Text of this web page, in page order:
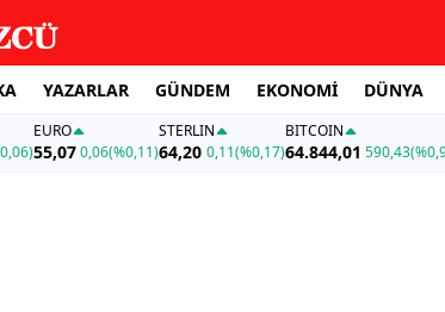
YAZARLAR GÜNDEM EKONOMİ DÜNYA
EURO
55,07 0,06(%0,11)
STERLIN
64,20 0,11(%0,17)
BITCOIN
64.844,01 590,43